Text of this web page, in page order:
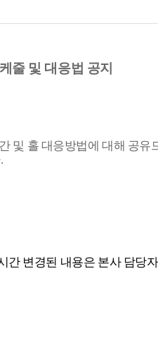
줄 및 대응법 공지
및 홀 대응방법에 대해 공유
변경된 내용은 본사 담당